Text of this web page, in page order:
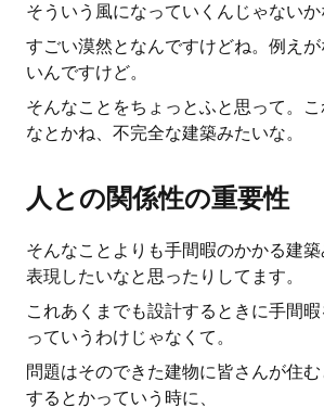
そういう風になっていくんじゃないか
すごい漠然となんですけどね。例え
いんですけど。
そんなことをちょっとふと思って。
なとかね、不完全な建築みたいな。
人との関係性の重要性
そんなことよりも手間暇のかかる建
表現したいなと思ったりしてます。
これあくまでも設計するときに手間
っていうわけじゃなくて。
問題はそのできた建物に皆さんが住
するとかっていう時に、